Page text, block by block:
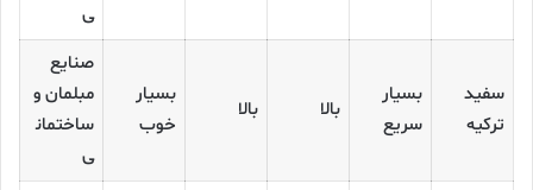
ی
سفید
ترکیه
بسیار
سریع
بالا بالا
بسیار
خوب
صنایع
مبلمان و
ساختمان
ی